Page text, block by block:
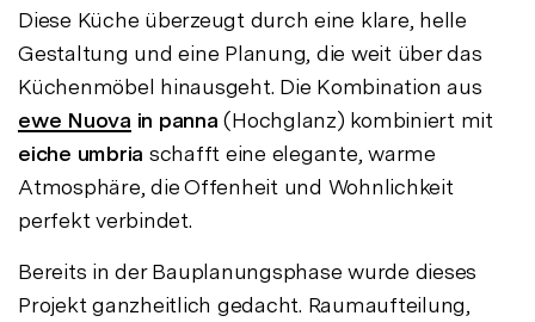
Diese Küche überzeugt durch eine klare, helle
Gestaltung und eine Planung, die weit über das
Küchenmöbel hinausgeht. Die Kombination aus
ewe Nuova in panna (Hochglanz) kombiniert mit
eiche umbria schafft eine elegante, warme
Atmosphäre, die Offenheit und Wohnlichkeit
perfekt verbindet.
Bereits in der Bauplanungsphase wurde dieses
Projekt ganzheitlich gedacht. Raumaufteilung,